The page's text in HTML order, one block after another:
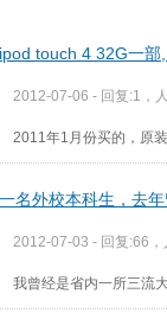
touch 4 32G一部
2012-07-06 - 回复:1，
2011年1月份买的，原
名外校本科生，去年
2012-07-03 - 回复:66
我曾经是省内一所三流